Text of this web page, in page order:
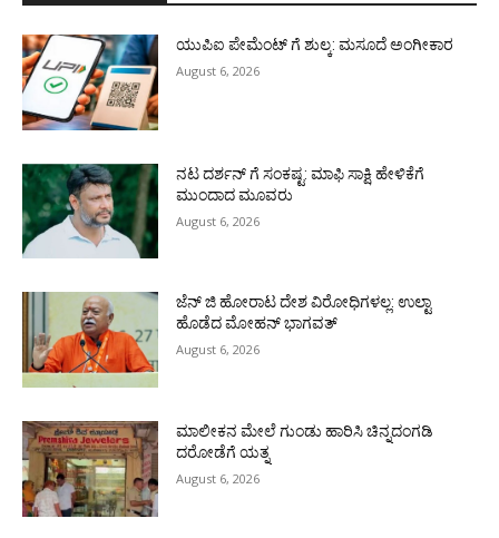
ಯುಪಿಐ ಪೇಮೆಂಟ್ ಗೆ ಶುಲ್ಕ: ಮಸೂದೆ ಅಂಗೀಕಾರ
August 6, 2026
ನಟ ದರ್ಶನ್ ಗೆ ಸಂಕಷ್ಟ: ಮಾಫಿ ಸಾಕ್ಷಿ ಹೇಳಿಕೆಗೆ
ಮುಂದಾದ ಮೂವರು
August 6, 2026
ಜೆನ್ ಜಿ ಹೋರಾಟ ದೇಶ ವಿರೋಧಿಗಳಲ್ಲ: ಉಲ್ಟಾ
ಹೊಡೆದ ಮೋಹನ್ ಭಾಗವತ್
August 6, 2026
ಮಾಲೀಕನ ಮೇಲೆ ಗುಂಡು ಹಾರಿಸಿ ಚಿನ್ನದಂಗಡಿ
ದರೋಡೆಗೆ ಯತ್ನ
August 6, 2026